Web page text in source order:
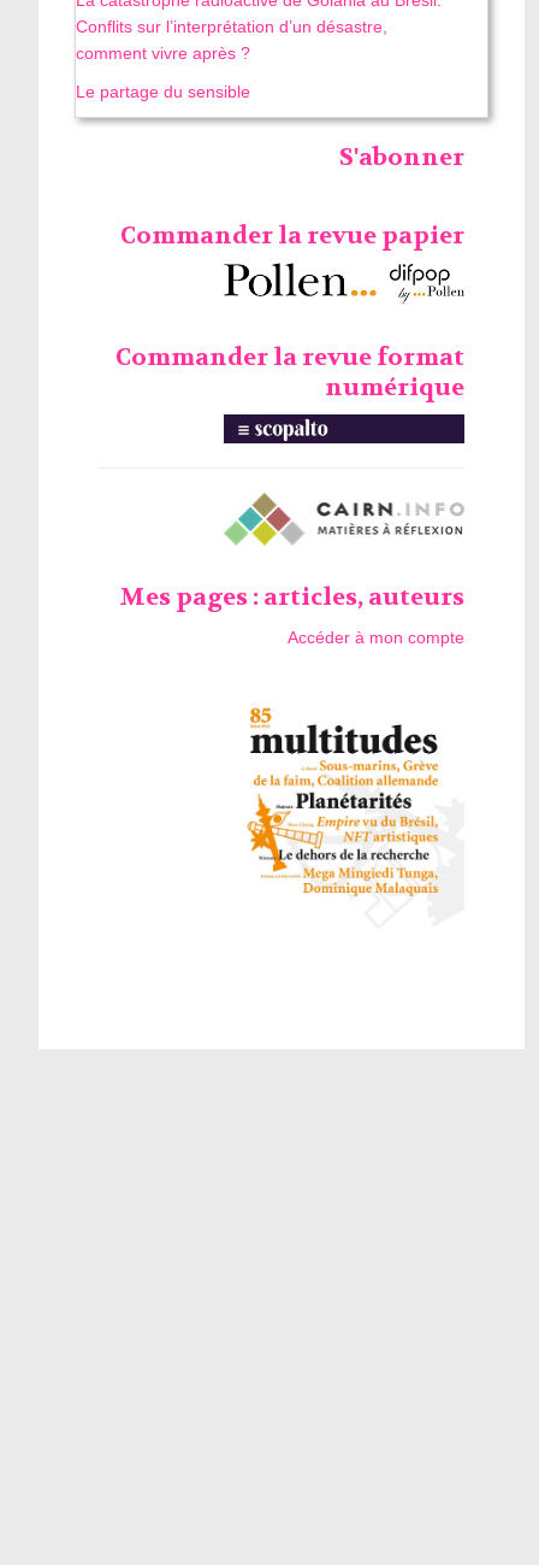
Conflits sur l’interprétation d’un désastre,
comment vivre après ?
Le partage du sensible
S'abonner
Commander la revue papier
Commander la revue format
numérique
Mes pages : articles, auteurs
Accéder à mon compte